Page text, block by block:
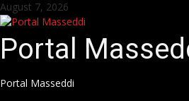
Skip
to
August 7, 2026
Portal
Portal Masseddi